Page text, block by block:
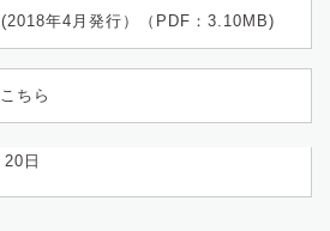
年4月発行）（PDF：3.10MB)
ちら
日